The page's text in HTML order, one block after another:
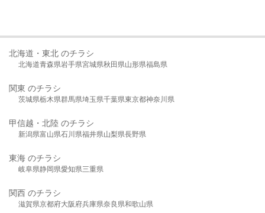
北海道・東北 のチラシ
北海道青森県岩手県宮城県秋田県山形県福島県
関東 のチラシ
茨城県栃木県群馬県埼玉県千葉県東京都神奈川県
甲信越・北陸 のチラシ
新潟県富山県石川県福井県山梨県長野県
東海 のチラシ
岐阜県静岡県愛知県三重県
関西 のチラシ
滋賀県京都府大阪府兵庫県奈良県和歌山県